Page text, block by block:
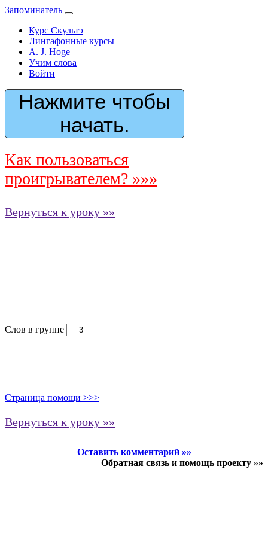
Запоминатель
Курс Скультэ
Лингафонные курсы
A. J. Hoge
Учим слова
Войти
Нажмите чтобы
начать.
Как пользоваться
проигрывателем? »»»
Вернуться к уроку »»
Слов в группе
Страница помощи >>>
Вернуться к уроку »»
Оставить комментарий »»
Обратная связь и помощь проекту »»